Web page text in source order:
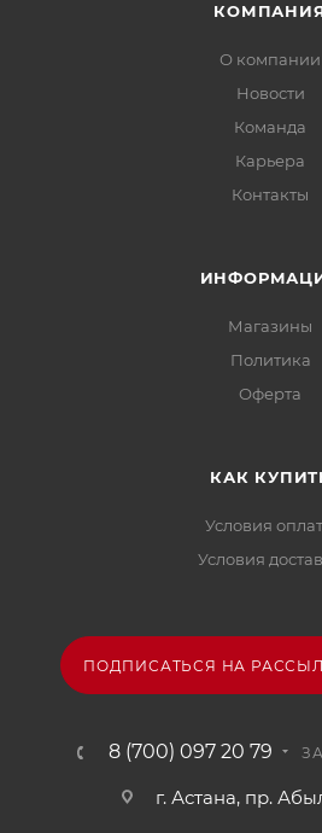
О компании
Новости
Команда
Карьера
Контакты
Магазины
Политика
Офертa
КАК
Условия
Условия
ПОДПИСАТЬСЯ НА
8 (700) 097 20 79
г. Астана, пр.